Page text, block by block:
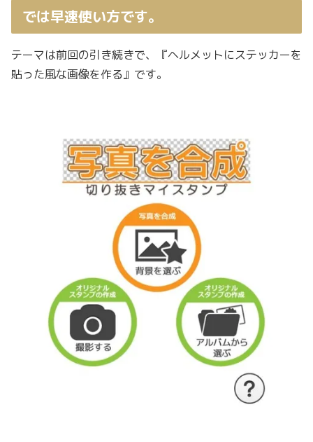
では早速使い方です。
テーマは前回の引き続きで、『ヘルメットにステッカーを
貼った風な画像を作る』です。